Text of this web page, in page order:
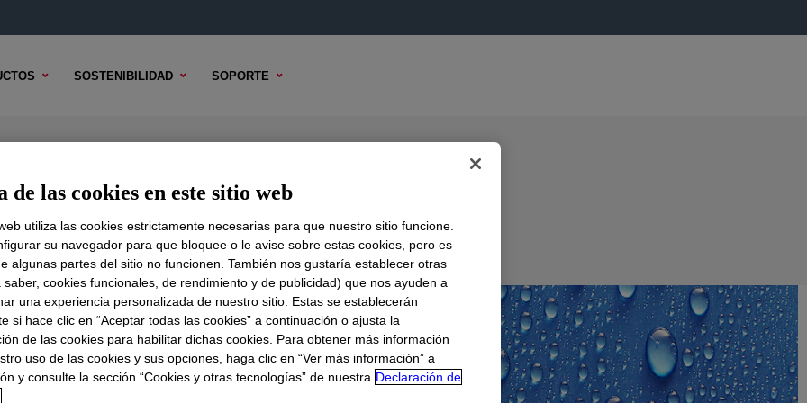
SOSTENIBILIDAD SOPORTE
TÉCNICO OPCIONES DE MUESTRA OPCIONES DE COMPRA
de las cookies en este sitio web
utiliza las cookies estrictamente necesarias para que nuestro sitio funcione.
su navegador para que bloquee o le avise sobre estas cookies, pero es
algunas partes del sitio no funcionen. También nos gustaría establecer otras
saber, cookies funcionales, de rendimiento y de publicidad) que nos ayuden a
una experiencia personalizada de nuestro sitio. Estas se establecerán
si hace clic en “Aceptar todas las cookies” a continuación o ajusta la
de las cookies para habilitar dichas cookies. Para obtener más información
uso de las cookies y sus opciones, haga clic en “Ver más información” a
y consulte la sección “Cookies y otras tecnologías” de nuestra Declaración de